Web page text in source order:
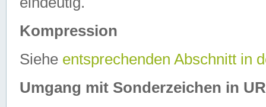
Kompression
Siehe entsprechenden Abschnitt in
Umgang mit Sonderzeichen in